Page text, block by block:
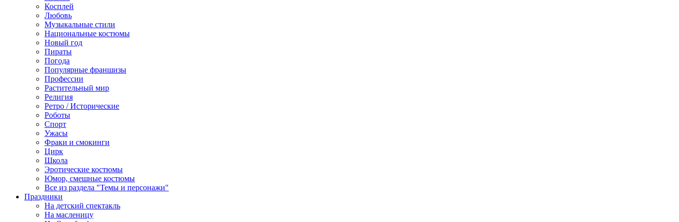
Косплей
Любовь
Музыкальные стили
Национальные костюмы
Новый год
Пираты
Погода
Популярные франшизы
Профессии
Растительный мир
Религия
Ретро / Исторические
Роботы
Спорт
Ужасы
Фраки и смокинги
Цирк
Школа
Эротические костюмы
Юмор, смешные костюмы
Все из раздела "Темы и персонажи"
Праздники
На детский спектакль
На масленицу